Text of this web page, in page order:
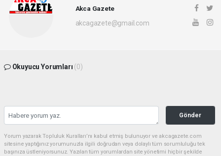
Akca Gazete
akcagazete@gmail.com
Okuyucu Yorumları (0)
Gönder
Yorum yazarak Topluluk Kuralları’nı kabul etmiş bulunuyor ve akcagazete.com
sitesine yaptığınız yorumunuzla ilgili doğrudan veya dolaylı tüm sorumluluğu tek
başınıza üstleniyorsunuz. Yazılan tüm yorumlardan site yönetimi hiçbir şekilde